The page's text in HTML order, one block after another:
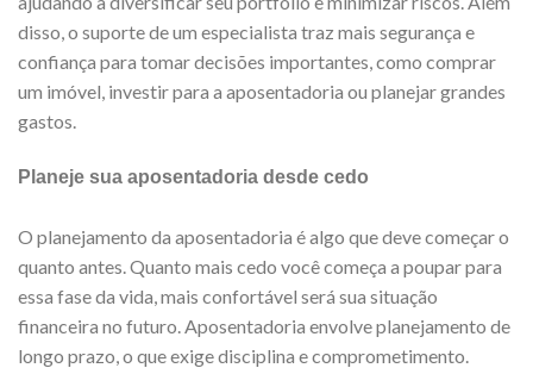
disso, o suporte de um especialista traz mais segurança e
confiança para tomar decisões importantes, como comprar
um imóvel, investir para a aposentadoria ou planejar grandes
gastos.
Planeje sua aposentadoria desde cedo
O planejamento da aposentadoria é algo que deve começar o
quanto antes. Quanto mais cedo você começa a poupar para
essa fase da vida, mais confortável será sua situação
financeira no futuro. Aposentadoria envolve planejamento de
longo prazo, o que exige disciplina e comprometimento.